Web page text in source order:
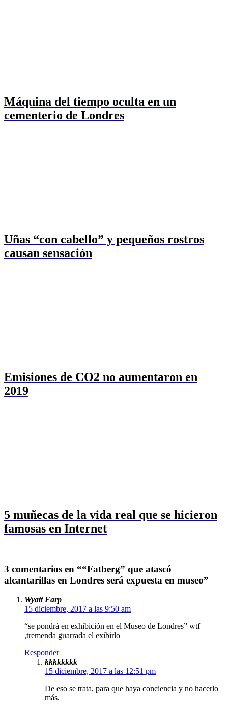
Máquina del tiempo oculta en un
cementerio de Londres
Uñas “con cabello” y pequeños rostros
causan sensación
Emisiones de CO2 no aumentaron en
2019
5 muñecas de la vida real que se hicieron
famosas en Internet
3 comentarios en ““Fatberg” que atascó
alcantarillas en Londres será expuesta en museo”
Wyatt Earp
15 diciembre, 2017 a las 9:50 am
“se pondrá en exhibición en el Museo de Londres” wtf
,tremenda guarrada el exibirlo
Responder
kkkkkkkk
15 diciembre, 2017 a las 12:51 pm
De eso se trata, para que haya conciencia y no hacerlo
más.